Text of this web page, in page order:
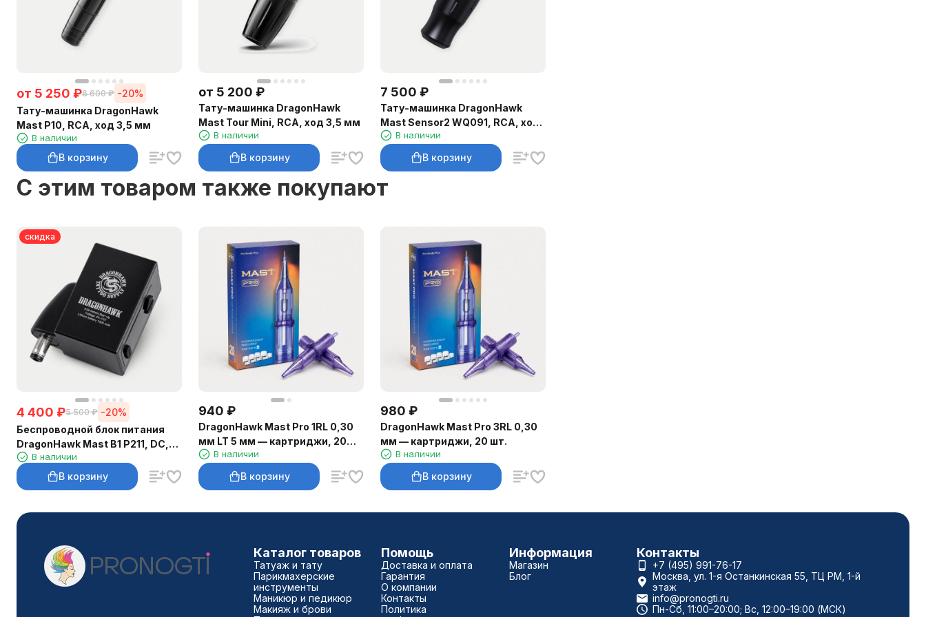
от 5 250 ₽6 600 ₽ -20%
Тату-машинка DragonHawk
Mast P10, RCA, ход 3,5 мм
В наличии
В корзину
от 5 200 ₽
Тату-машинка DragonHawk
Mast Tour Mini, RCA, ход 3,5 мм
В наличии
В корзину
7 500 ₽
Тату-машинка DragonHawk
Mast Sensor2 WQ091, RCA, ход
3,5 мм
В наличии
В корзину
C этим товаром также покупают
скидка
4 400 ₽5 500 ₽ -20%
Беспроводной блок питания
DragonHawk Mast B1 P211, DC,
1300 мА·ч
В наличии
В корзину
940 ₽
DragonHawk Mast Pro 1RL 0,30
мм LT 5 мм — картриджи, 20
шт.В наличии
В корзину
980 ₽
DragonHawk Mast Pro 3RL 0,30
мм — картриджи, 20 шт.
В наличии
В корзину
Каталог товаров
Татуаж и тату
Парикмахерские
инструменты
Маникюр и педикюр
Макияж и брови
Помощь
Доставка и оплата
Гарантия
О компании
Контакты
Политика
Информация
Магазин
Блог
Контакты
+7 (495) 991-76-17
Москва, ул. 1-я Останкинская 55, ТЦ РМ, 1-й
этаж
info@pronogti.ru
Пн-Сб, 11:00–20:00; Вс, 12:00–19:00 (МСК)